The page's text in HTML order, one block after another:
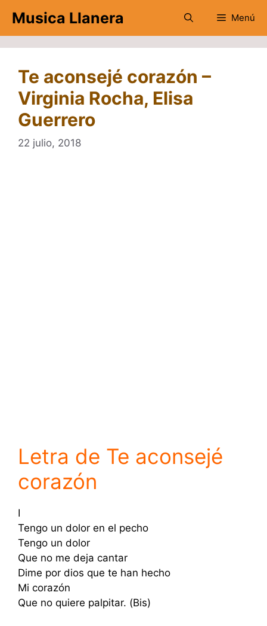
contenido
Musica Llanera Menú
Te aconsejé corazón –
Virginia Rocha, Elisa
Guerrero
22 julio, 2018
Letra de Te aconsejé
corazón
I
Tengo un dolor en el pecho
Tengo un dolor
Que no me deja cantar
Dime por dios que te han hecho
Mi corazón
Que no quiere palpitar. (Bis)